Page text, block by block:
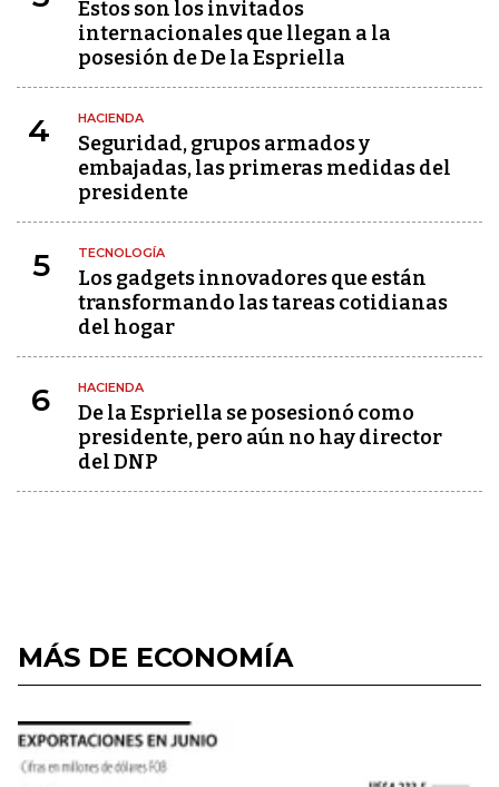
Estos son los invitados
internacionales que llegan a la
posesión de De la Espriella
4 HACIENDA
Seguridad, grupos armados y
embajadas, las primeras medidas del
presidente
5 TECNOLOGÍA
Los gadgets innovadores que están
transformando las tareas cotidianas
del hogar
6 HACIENDA
De la Espriella se posesionó como
presidente, pero aún no hay director
del DNP
MÁS DE ECONOMÍA